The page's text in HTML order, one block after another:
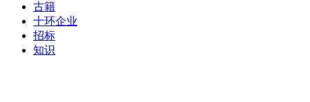
古籍
十环企业
招标
知识